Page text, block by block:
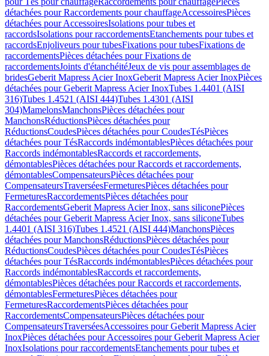
détachées pour Raccordements pour chauffageAccessoiresPièces
détachées pour AccessoiresIsolations pour tubes et
raccordsIsolations pour raccordementsEtanchements pour tubes et
raccordsEnjoliveurs pour tubesFixations pour tubesFixations de
raccordementsPièces détachées pour Fixations de
raccordementsJoints d'étanchéitéJeux de vis pour assemblages de
bridesGeberit Mapress Acier InoxGeberit Mapress Acier InoxPièces
détachées pour Geberit Mapress Acier InoxTubes 1.4401 (AISI
316)Tubes 1.4521 (AISI 444)Tubes 1.4301 (AISI
304)MamelonsManchonsPièces détachées pour
ManchonsRéductionsPièces détachées pour
RéductionsCoudesPièces détachées pour CoudesTésPièces
détachées pour TésRaccords indémontablesPièces détachées pour
Raccords indémontablesRaccords et raccordements,
démontablesPièces détachées pour Raccords et raccordements,
démontablesCompensateursPièces détachées pour
CompensateursTraverséesFermeturesPièces détachées pour
FermeturesRaccordementsPièces détachées pour
RaccordementsGeberit Mapress Acier Inox, sans siliconePièces
détachées pour Geberit Mapress Acier Inox, sans siliconeTubes
1.4401 (AISI 316)Tubes 1.4521 (AISI 444)ManchonsPièces
détachées pour ManchonsRéductionsPièces détachées pour
RéductionsCoudesPièces détachées pour CoudesTésPièces
détachées pour TésRaccords indémontablesPièces détachées pour
Raccords indémontablesRaccords et raccordements,
démontablesPièces détachées pour Raccords et raccordements,
démontablesFermeturesPièces détachées pour
FermeturesRaccordementsPièces détachées pour
RaccordementsCompensateursPièces détachées pour
CompensateursTraverséesAccessoires pour Geberit Mapress Acier
InoxPièces détachées pour Accessoires pour Geberit Mapress Acier
InoxIsolations pour raccordementsEtanchements pour tubes et